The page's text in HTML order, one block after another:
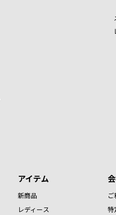
アイテム
新商品
レディース
特